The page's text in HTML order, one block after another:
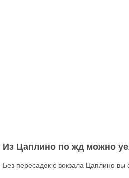
Из Цаплино по жд можно
Без пересадок с вокзала Цаплино